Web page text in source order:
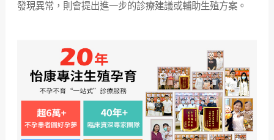
發現異常，則會提出進一步的診療建議或輔助生殖方案。